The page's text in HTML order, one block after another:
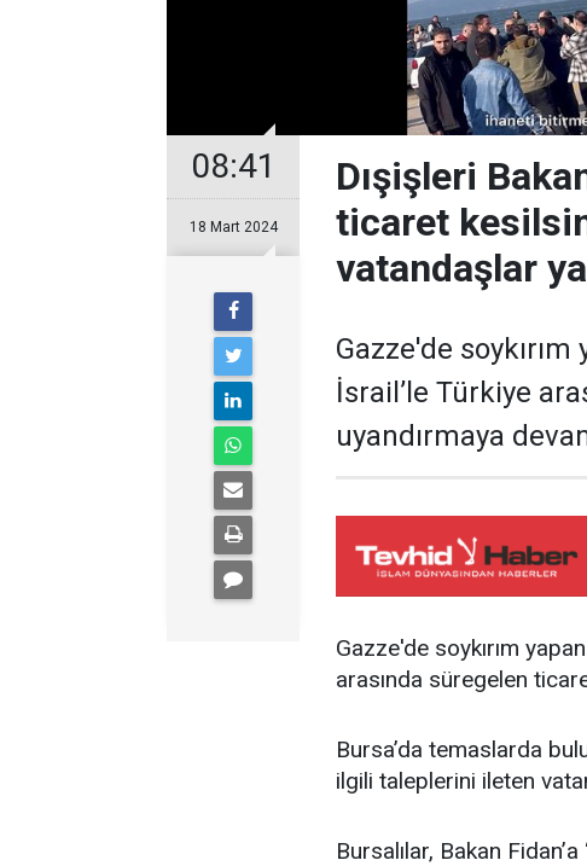
08:41
18 Mart 2024
Dışişleri
ticaret
vatandaşlar
Gazze'de
İsrail’le Türkiye
uyandırmaya
Gazze'de soykırım
arasında süregelen
Bursa’da temaslarda
ilgili taleplerini ileten
Bursalılar, Bakan